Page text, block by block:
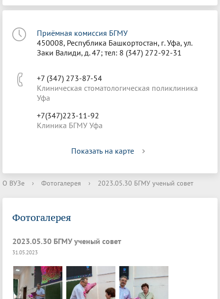
Приёмная комиссия БГМУ
450008, Республика Башкортостан, г. Уфа, ул.
Заки Валиди, д. 47; тел: 8 (347) 272-92-31
+7 (347) 273-87-54
Клиническая стоматологическая поликлиника
Уфа
+7(347)223-11-92
Клиника БГМУ Уфа
Показать на карте
О ВУЗе › Фотогалерея › 2023.05.30 БГМУ ученый совет
Фотогалерея
2023.05.30 БГМУ ученый совет
31.05.2023